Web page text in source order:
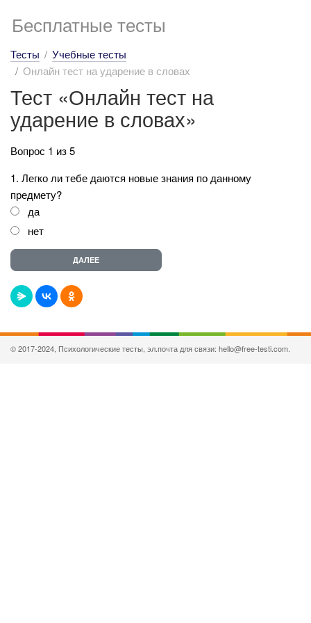
Бесплатные тесты
Тесты
Учебные тесты
Онлайн тест на ударение в словах
Тест «Онлайн тест на
ударение в словах»
Вопрос 1 из 5
1. Легко ли тебе даются новые знания по данному
предмету?
да
нет
© 2017-2024, Психологические тесты, эл.почта для связи: hello@free-testi.com.